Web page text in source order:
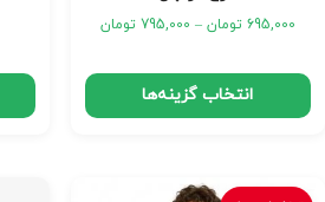
695,000 تومان –
795,000 تومان
انتخاب گزینه‌ها